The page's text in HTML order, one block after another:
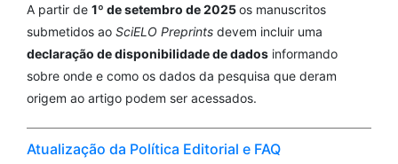
A partir de 1º de setembro de 2025os manuscritos
submetidos ao SciELO Preprints devem incluir uma
declaração de disponibilidade de dados informando
sobre onde e como os dados da pesquisa que deram
origem ao artigo podem ser acessados.
Atualização da Política Editorial e FAQ